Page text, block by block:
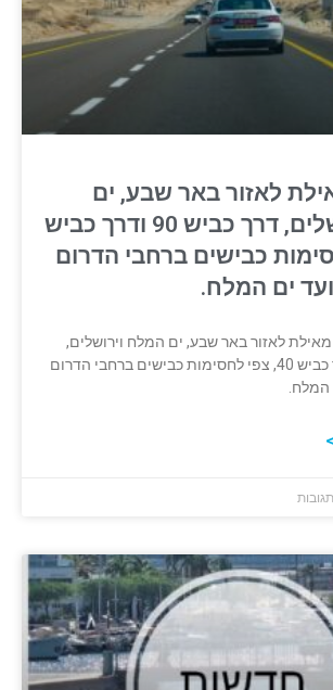
לאזור באר שבע, ים
המלח וירושלים, דרך כביש 90 ודרך כביש
כבישים ברחבי הדרום
ים המלח.
מאילת לאזור באר שבע, ים המלח וירושלים,
דרך כביש 90 ודרך כביש 40, צפי לחסימות כבישים ברחבי הדרום
המלח.